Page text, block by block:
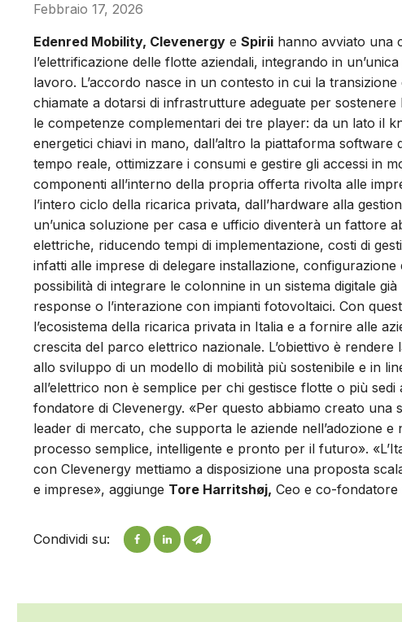
Febbraio 17, 2026
Edenred Mobility, Clevenergy e Spirii hanno avviato una
l’elettrificazione delle flotte aziendali, integrando in
lavoro. L’accordo nasce in un contesto in cui la
chiamate a dotarsi di infrastrutture adeguate per
le competenze complementari dei tre player: da un lato il
energetici chiavi in mano, dall’altro la piattaforma
tempo reale, ottimizzare i consumi e gestire gli accessi in
componenti all’interno della propria offerta rivolta alle
l’intero ciclo della ricarica privata, dall’hardware alla
un’unica soluzione per casa e ufficio diventerà un fattore
elettriche, riducendo tempi di implementazione, costi di
infatti alle imprese di delegare installazione,
possibilità di integrare le colonnine in un sistema digitale
response o l’interazione con impianti fotovoltaici. Con
l’ecosistema della ricarica privata in Italia e a fornire alle
crescita del parco elettrico nazionale. L’obiettivo è
allo sviluppo di un modello di mobilità più sostenibile e in
all’elettrico non è semplice per chi gestisce flotte o più sedi
fondatore di Clevenergy. «Per questo abbiamo creato
leader di mercato, che supporta le aziende nell’adozione
processo semplice, intelligente e pronto per il futuro».
con Clevenergy mettiamo a disposizione una proposta
e imprese», aggiunge Tore Harritshøj, Ceo e co-fondatore
Condividi su: